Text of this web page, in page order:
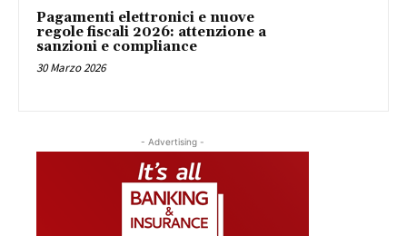
Pagamenti elettronici e nuove
regole fiscali 2026: attenzione a
sanzioni e compliance
30 Marzo 2026
- Advertising -